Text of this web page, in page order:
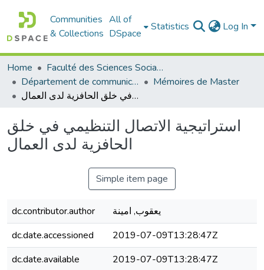
Communities
& Collections
All of
DSpace
Statistics Log In
Home
Faculté des Sciences Sociales
Département de communication
Mémoires de Master
استراتيجية الاتصال التنظيمي في خلق الحافزية لدى العمال
استراتيجية الاتصال التنظيمي في خلق
الحافزية لدى العمال
Simple item page
dc.contributor.author
يعقوب, امينة
dc.date.accessioned
2019-07-09T13:28:47Z
dc.date.available
2019-07-09T13:28:47Z